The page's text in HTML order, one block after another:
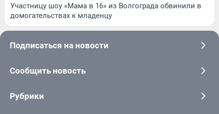
Участницу шоу «Мама в 16» из Волгограда обвинили в
домогательствах к младенцу
Подписаться на новости
Сообщить новость
Рубрики